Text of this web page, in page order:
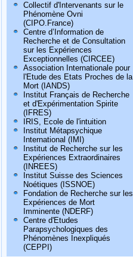
Collectif d'Intervenants sur le
Phénomène Ovni
(CIPO.France)
Centre d’Information de
Recherche et de Consultation
sur les Expériences
Exceptionnelles (CIRCEE)
Association Internationale pour
l'Etude des Etats Proches de la
Mort (IANDS)
Institut Français de Recherche
et d'Expérimentation Spirite
(IFRES)
IRIS, Ecole de l'intuition
Institut Métapsychique
International (IMI)
Institut de Recherche sur les
Expériences Extraordinaires
(INREES)
Institut Suisse des Sciences
Noétiques (ISSNOE)
Fondation de Recherche sur les
Expériences de Mort
Imminente (NDERF)
Centre d'Etudes
Parapsychologiques des
Phénomènes Inexpliqués
(CEPPI)